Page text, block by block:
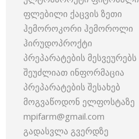
ფლებილი ქაცვის ზეთი
ჰემოროკორი ჰემოროლი
ჰირუდოპროქტი
პრეპარატების მესვეურებს
შეუძლიათ ინფორმაცია
პრეპარატების შესახებ
მოგვაწოდონ ელფოსტაზე
mpifarm@gmail.com
გადასვლა გვერდზე